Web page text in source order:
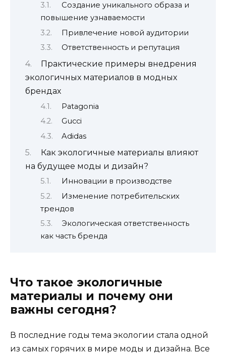
Создание уникального образа и
повышение узнаваемости
Привлечение новой аудитории
Ответственность и репутация
Практические примеры внедрения
экологичных материалов в модных
брендах
Patagonia
Gucci
Adidas
Как экологичные материалы влияют
на будущее моды и дизайн?
Инновации в производстве
Изменение потребительских
трендов
Экологическая ответственность
как часть бренда
Что такое экологичные
материалы и почему они
важны сегодня?
В последние годы тема экологии стала одной
из самых горячих в мире моды и дизайна. Все